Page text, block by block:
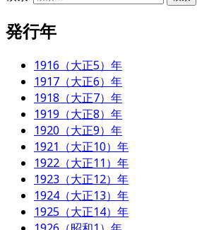
発行年
1916（大正5）年
1917（大正6）年
1918（大正7）年
1919（大正8）年
1920（大正9）年
1921（大正10）年
1922（大正11）年
1923（大正12）年
1924（大正13）年
1925（大正14）年